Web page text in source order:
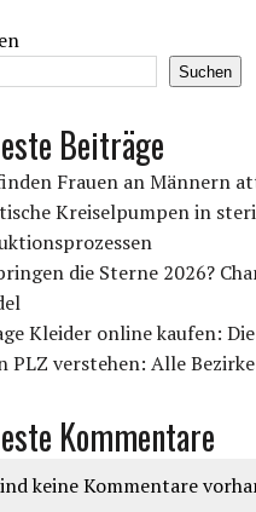
Suchen
Beiträge
Frauen an Männern
Kreiselpumpen in
die Sterne 2026?
Kleider online kaufen:
PLZ verstehen: Alle
Kommentare
keine Kommentare